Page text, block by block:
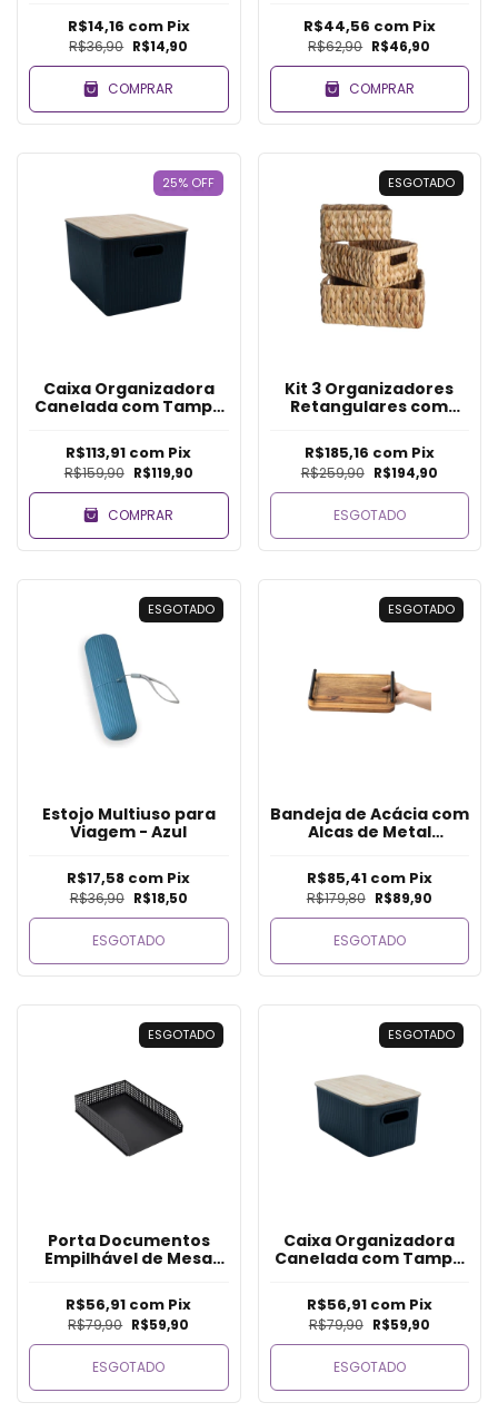
R$36,90 R$14,90
R$14,16 com Pix
COMPRAR
R$62,90 R$46,90
R$44,56 com Pix
COMPRAR
25% OFF
Caixa Organizadora
Canelada com Tampa
R$159,90 R$119,90
R$113,91 com Pix
COMPRAR
ESGOTADO
Kit 3 Organizadores
Retangulares com
R$259,90 R$194,90
R$185,16 com Pix
ESGOTADO
ESGOTADO
Estojo Multiuso para
Viagem - Azul
R$36,90 R$18,50
R$17,58 com Pix
ESGOTADO
ESGOTADO
Bandeja de Acácia com
Alcas de Metal
R$179,80 R$89,90
R$85,41 com Pix
ESGOTADO
ESGOTADO
Porta Documentos
Empilhável de Mesa
R$79,90 R$59,90
R$56,91 com Pix
ESGOTADO
ESGOTADO
Caixa Organizadora
Canelada com Tampa
R$79,90 R$59,90
R$56,91 com Pix
ESGOTADO